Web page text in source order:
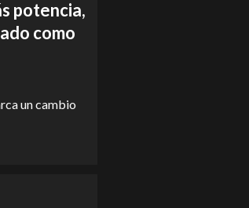
potencia,
como
un cambio